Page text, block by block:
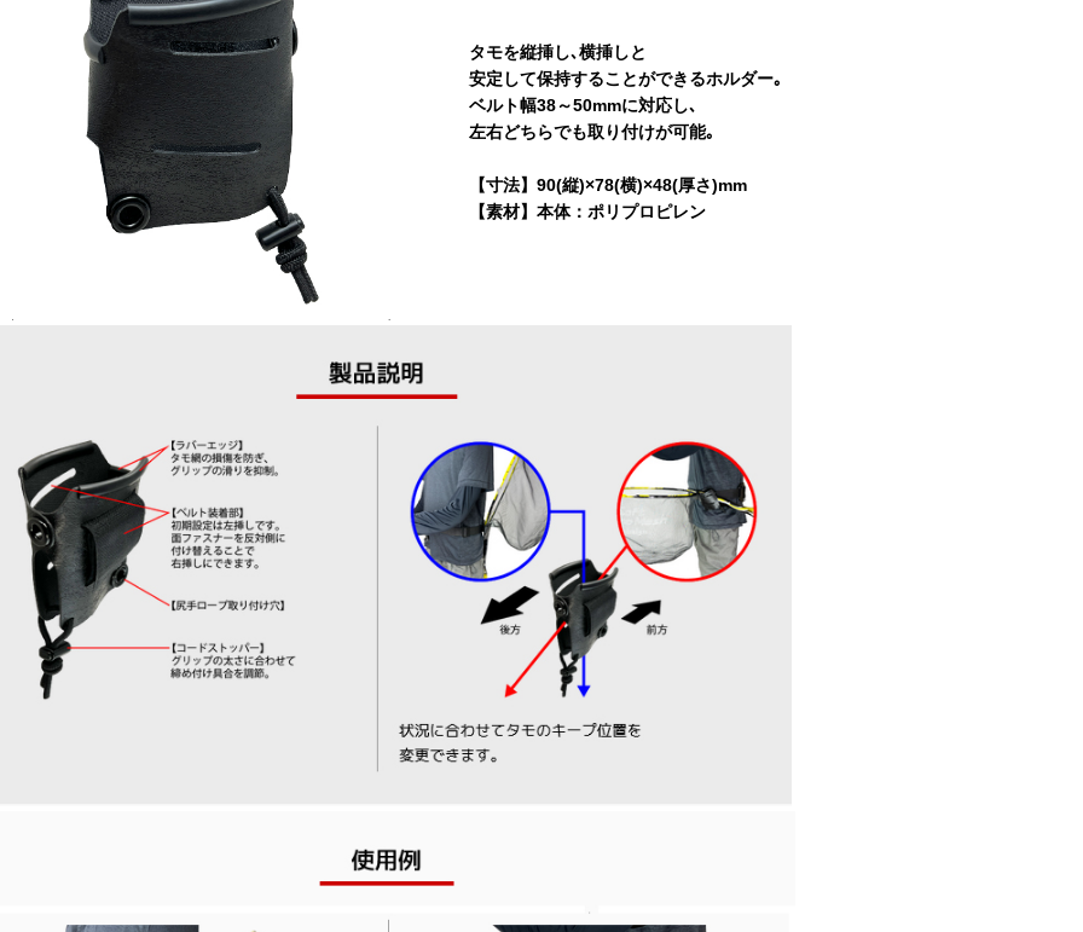
タモを縦挿し､横挿しと
安定して保持することができるホルダー｡
ベルト幅38～50mmに対応し､
左右どちらでも取り付けが可能｡
【寸法】90(縦)×78(横)×48(厚さ)mm
【素材】本体：ポリプロピレン